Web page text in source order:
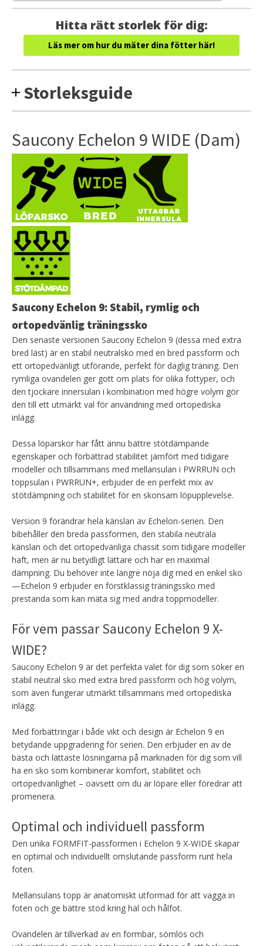
9
Hitta rätt storlek för dig:
Läs mer om hur du mäter dina fötter här!
Storleksguide
Saucony Echelon 9 WIDE (Dam)
Saucony Echelon 9: Stabil, rymlig och
ortopedvänlig träningssko
Den senaste versionen Saucony Echelon 9 (dessa med extra
bred läst) är en stabil neutralsko med en bred passform och
ett ortopedvänligt utförande, perfekt för daglig träning. Den
rymliga ovandelen ger gott om plats för olika fottyper, och
den tjockare innersulan i kombination med högre volym gör
den till ett utmärkt val för användning med ortopediska
inlägg.
Dessa löparskor har fått ännu bättre stötdämpande
egenskaper och förbättrad stabilitet jämfört med tidigare
modeller och tillsammans med mellansulan i PWRRUN och
toppsulan i PWRRUN+, erbjuder de en perfekt mix av
stötdämpning och stabilitet för en skonsam löpupplevelse.
Version 9 förändrar hela känslan av Echelon-serien. Den
bibehåller den breda passformen, den stabila neutrala
känslan och det ortopedvänliga chassit som tidigare modeller
haft, men är nu betydligt lättare och har en maximal
dämpning. Du behöver inte längre nöja dig med en enkel sko
—Echelon 9 erbjuder en förstklassig träningssko med
prestanda som kan mäta sig med andra toppmodeller.
För vem passar Saucony Echelon 9 X-
WIDE?
Saucony Echelon 9 är det perfekta valet för dig som söker en
stabil neutral sko med extra bred passform och hög volym,
som även fungerar utmärkt tillsammans med ortopediska
inlägg.
Med förbättringar i både vikt och design är Echelon 9 en
betydande uppgradering för serien. Den erbjuder en av de
bästa och lättaste lösningarna på marknaden för dig som vill
ha en sko som kombinerar komfort, stabilitet och
ortopedvänlighet – oavsett om du är löpare eller föredrar att
promenera.
Optimal och individuell passform
Den unika FORMFIT-passformen i Echelon 9 X-WIDE skapar
en optimal och individuellt omslutande passform runt hela
foten.
Mellansulans topp är anatomiskt utformad för att vagga in
foten och ge bättre stöd kring häl och hålfot.
Ovandelen är tillverkad av en formbar, sömlös och